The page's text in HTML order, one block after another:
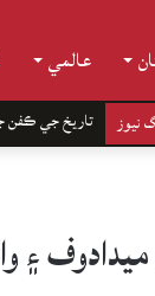
عالمي
نيوز تاريخ جي
۽